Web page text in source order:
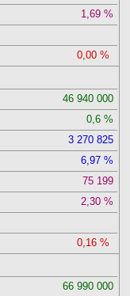
1,69
0,00
46 940 000
0,6
3 270 825
6,97
75 199
2,30
0,16
66 990 000